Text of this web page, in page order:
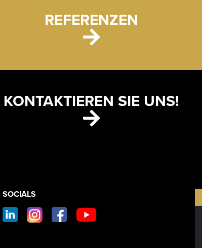
REFERENZEN
KONTAKTIEREN SIE UNS!
CONTACT
SOCIAL
FOOTER
SOCIALS